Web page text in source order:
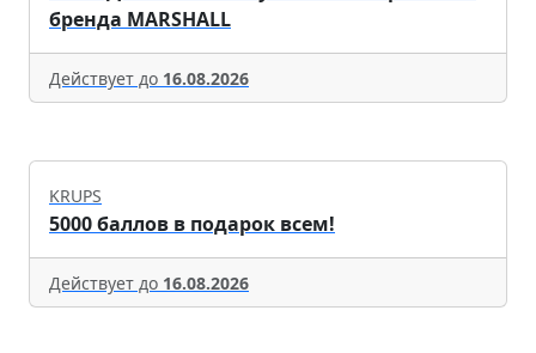
бренда MARSHALL
Действует до 16.08.2026
KRUPS
5000 баллов в подарок всем!
Действует до 16.08.2026